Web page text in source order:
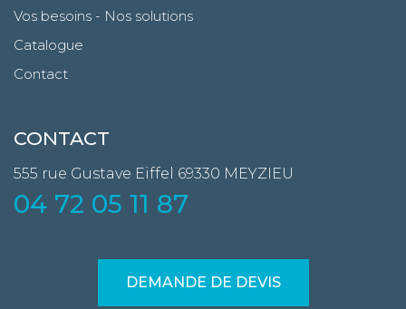
Vos besoins - Nos solutions
Catalogue
Contact
CONTACT
555 rue Gustave Eiffel 69330 MEYZIEU
04 72 05 11 87
DEMANDE DE DEVIS